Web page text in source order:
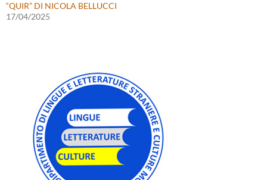
“QUIR” DI NICOLA BELLUCCI
17/04/2025